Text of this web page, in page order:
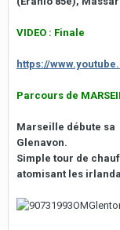
VIDEO : Finale
https://
Parcours de
Marseille débute sa
Glenavon.
Simple tour de
atomisant les